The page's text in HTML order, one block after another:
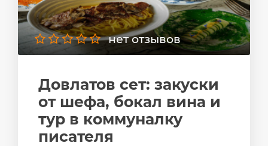
нет отзывов
Довлатов сет: закуски
от шефа, бокал вина и
тур в коммуналку
писателя